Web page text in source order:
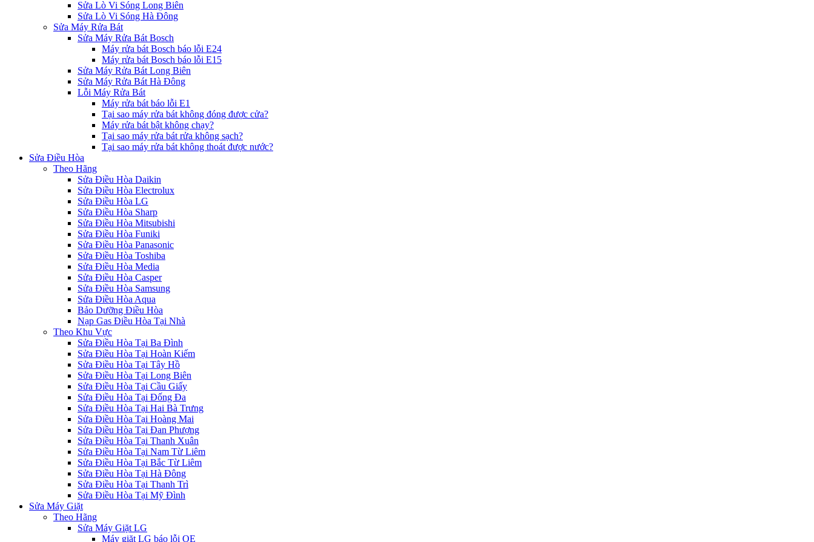
Sửa Lò Vi Sóng Long Biên
Sửa Lò Vi Sóng Hà Đông
Sửa Máy Rửa Bát
Sửa Máy Rửa Bát Bosch
Máy rửa bát Bosch báo lỗi E24
Máy rửa bát Bosch báo lỗi E15
Sửa Máy Rửa Bát Long Biên
Sửa Máy Rửa Bát Hà Đông
Lỗi Máy Rửa Bát
Máy rửa bát báo lỗi E1
Tại sao máy rửa bát không đóng được cửa?
Máy rửa bát bật không chạy?
Tại sao máy rửa bát rửa không sạch?
Tại sao máy rửa bát không thoát được nước?
Sửa Điều Hòa
Theo Hãng
Sửa Điều Hòa Daikin
Sửa Điều Hòa Electrolux
Sửa Điều Hòa LG
Sửa Điều Hòa Sharp
Sửa Điều Hòa Mitsubishi
Sửa Điều Hòa Funiki
Sửa Điều Hòa Panasonic
Sửa Điều Hòa Toshiba
Sửa Điều Hòa Media
Sửa Điều Hòa Casper
Sửa Điều Hòa Samsung
Sửa Điều Hòa Aqua
Bảo Dưỡng Điều Hòa
Nạp Gas Điều Hòa Tại Nhà
Theo Khu Vực
Sửa Điều Hòa Tại Ba Đình
Sửa Điều Hòa Tại Hoàn Kiếm
Sửa Điều Hòa Tại Tây Hồ
Sửa Điều Hòa Tại Long Biên
Sửa Điều Hòa Tại Cầu Giấy
Sửa Điều Hòa Tại Đống Đa
Sửa Điều Hòa Tại Hai Bà Trưng
Sửa Điều Hòa Tại Hoàng Mai
Sửa Điều Hòa Tại Đan Phượng
Sửa Điều Hòa Tại Thanh Xuân
Sửa Điều Hòa Tại Nam Từ Liêm
Sửa Điều Hòa Tại Bắc Từ Liêm
Sửa Điều Hòa Tại Hà Đông
Sửa Điều Hòa Tại Thanh Trì
Sửa Điều Hòa Tại Mỹ Đình
Sửa Máy Giặt
Theo Hãng
Sửa Máy Giặt LG
Máy giặt LG báo lỗi OE